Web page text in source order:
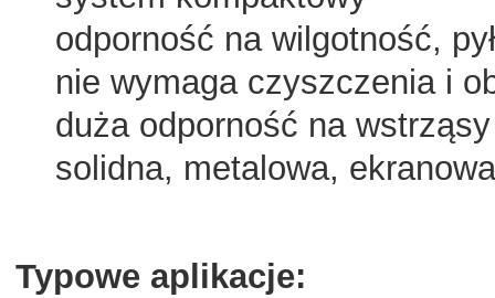
odporność na wilgotność,
nie wymaga czyszczenia i
duża odporność na
solidna, metalowa,
Typowe aplikacje: